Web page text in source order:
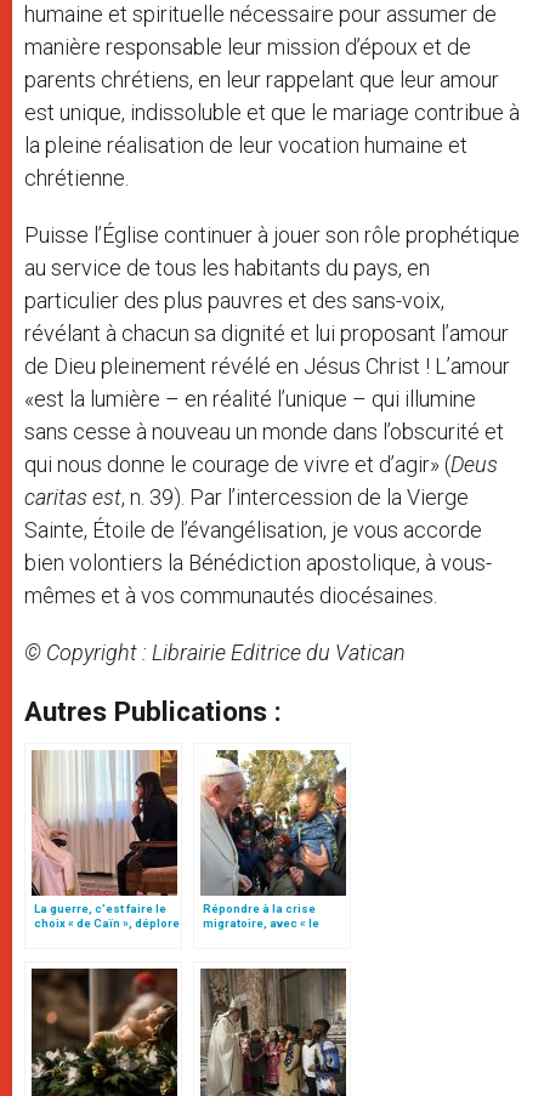
humaine et spirituelle nécessaire pour assumer de
manière responsable leur mission d’époux et de
parents chrétiens, en leur rappelant que leur amour
est unique, indissoluble et que le mariage contribue à
la pleine réalisation de leur vocation humaine et
chrétienne.
Puisse l’Église continuer à jouer son rôle prophétique
au service de tous les habitants du pays, en
particulier des plus pauvres et des sans-voix,
révélant à chacun sa dignité et lui proposant l’amour
de Dieu pleinement révélé en Jésus Christ ! L’amour
«est la lumière – en réalité l’unique – qui illumine
sans cesse à nouveau un monde dans l’obscurité et
qui nous donne le courage de vivre et d’agir» (Deus
caritas est, n. 39). Par l’intercession de la Vierge
Sainte, Étoile de l’évangélisation, je vous accorde
bien volontiers la Bénédiction apostolique, à vous-
mêmes et à vos communautés diocésaines.
© Copyright : Librairie Editrice du Vatican
Autres Publications :
La guerre, c’est faire le
choix « de Caïn », déplore
Répondre à la crise
migratoire, avec « le